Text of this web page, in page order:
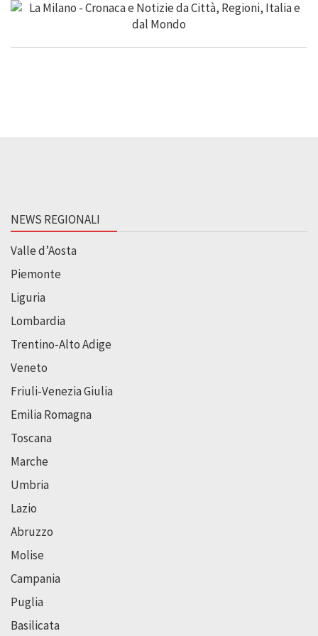
NEWS REGIONALI
Valle d’Aosta
Piemonte
Liguria
Lombardia
Trentino-Alto Adige
Veneto
Friuli-Venezia Giulia
Emilia Romagna
Toscana
Marche
Umbria
Lazio
Abruzzo
Molise
Campania
Puglia
Basilicata